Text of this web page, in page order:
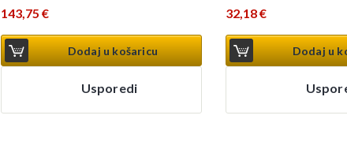
143,75 €
Dodaj u košaricu
Usporedi
32,18€
Dodaj u